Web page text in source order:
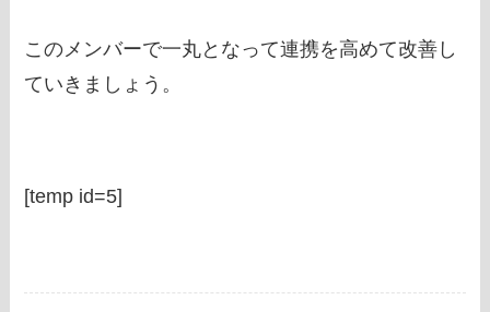
このメンバーで一丸となって連携を高めて改善し
ていきましょう。
[temp id=5]